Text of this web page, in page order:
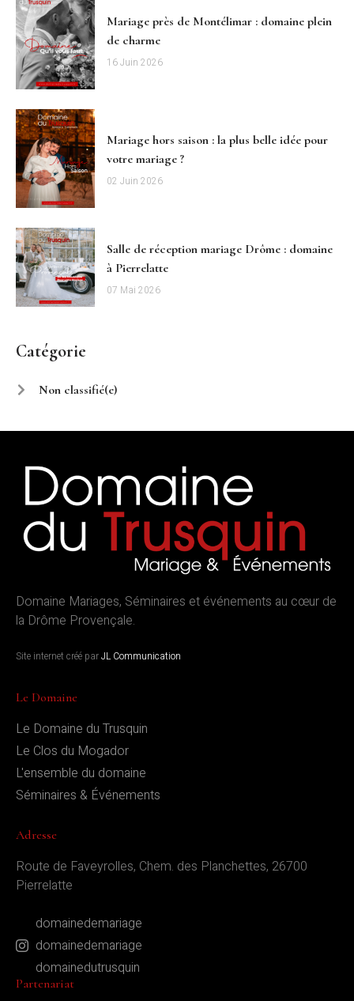
Mariage près de Montélimar : domaine plein
de charme
16 Juin 2026
Mariage hors saison : la plus belle idée pour
votre mariage ?
02 Juin 2026
Salle de réception mariage Drôme : domaine
à Pierrelatte
07 Mai 2026
Catégorie
Non classifié(e)
Domaine Mariages, Séminaires et événements au cœur de
la Drôme Provençale.
Site internet créé parJL Communication
Le Domaine
Le Domaine du Trusquin
Le Clos du Mogador
L'ensemble du domaine
Séminaires & Événements
Adresse
Route de Faveyrolles, Chem. des Planchettes, 26700
Pierrelatte
domainedemariage
domainedemariage
domainedutrusquin
Partenariat